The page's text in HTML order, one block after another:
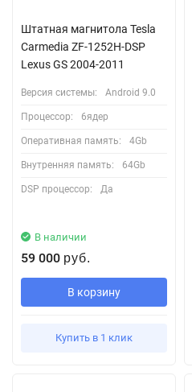
Штатная магнитола Tesla
Carmedia ZF-1252H-DSP
Lexus GS 2004-2011
Версия системы: Android 9.0
Процессор: 6ядер
Оперативная память: 4Gb
Внутренняя память: 64Gb
DSP процессор: Да
В наличии
59 000 руб.
В корзину
Купить в 1 клик